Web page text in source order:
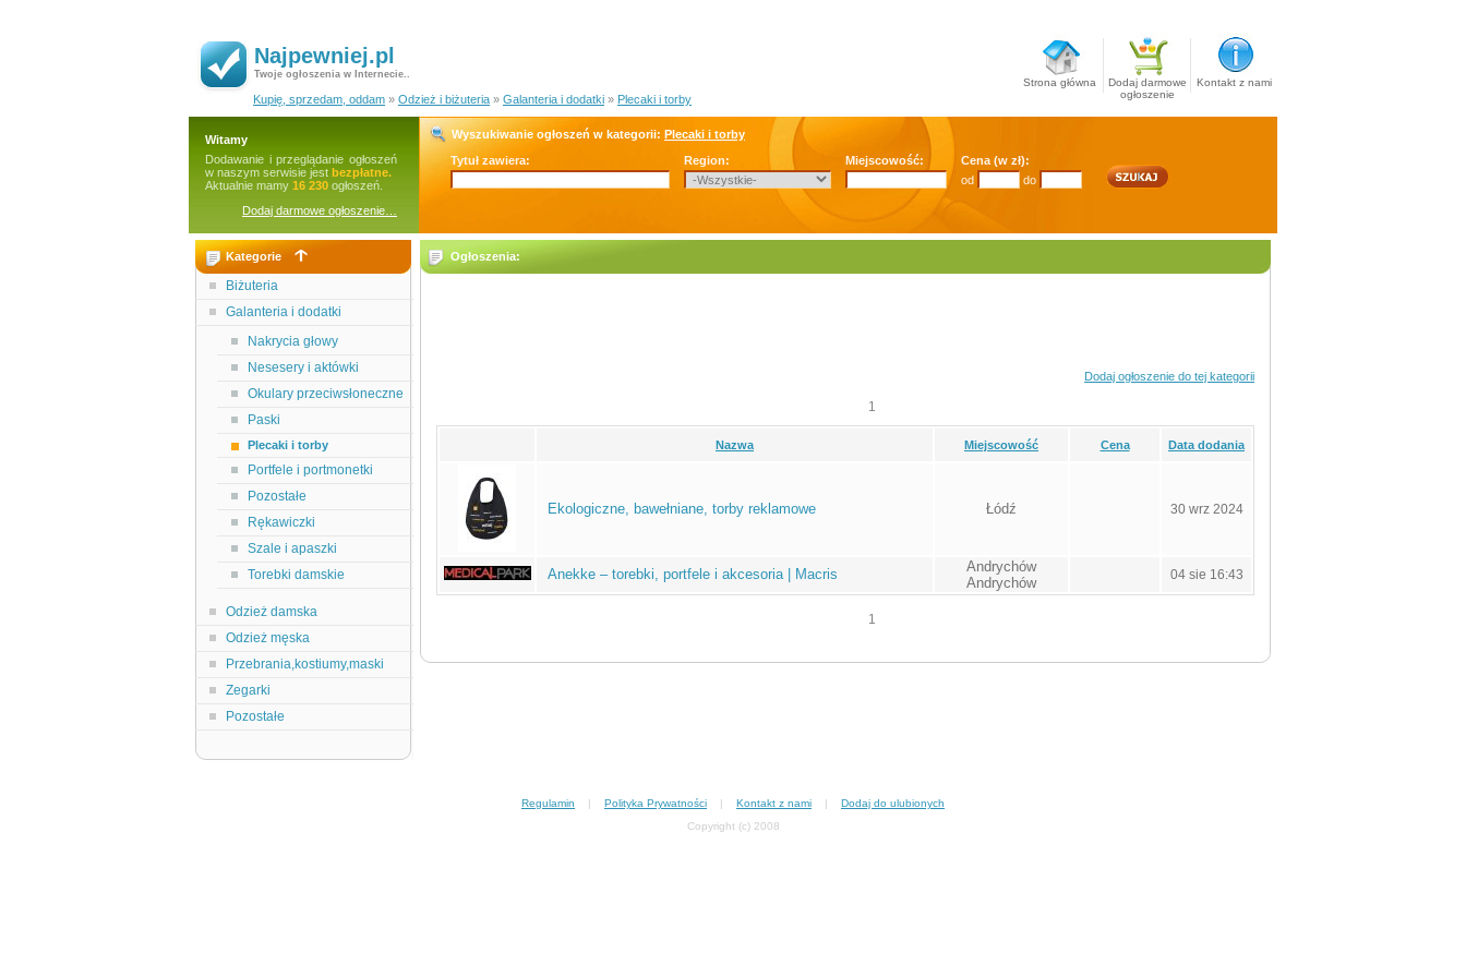
Najpewniej.pl
Twoje ogłoszenia w Internecie..
Strona główna
Dodaj darmowe
ogłoszenie
Kontakt z nami
Kupię, sprzedam, oddam » Odzież i biżuteria » Galanteria i dodatki » Plecaki i torby
Witamy
Dodawanie i przeglądanie ogłoszeń
w naszym serwisie jest bezpłatne.
Aktualnie mamy 16 230 ogłoszeń.
Dodaj darmowe ogłoszenie…
Wyszukiwanie ogłoszeń w kategorii: Plecaki i torby
Tytuł zawiera:
Region: Miejscowość:
Cena (w zł):
od
do
Kategorie
Biżuteria
Galanteria i dodatki
Nakrycia głowy
Nesesery i aktówki
Okulary przeciwsłoneczne
Paski
Plecaki i torby
Portfele i portmonetki
Pozostałe
Rękawiczki
Szale i apaszki
Torebki damskie
Odzież damska
Odzież męska
Przebrania,kostiumy,maski
Zegarki
Pozostałe
Ogłoszenia:
Dodaj ogłoszenie do tej kategorii
1
Nazwa Miejscowość Cena Data dodania
Ekologiczne, bawełniane, torby reklamowe Łódź 30 wrz 2024
Anekke – torebki, portfele i akcesoria | Macris
Andrychów
Andrychów
04 sie 16:43
1
Regulamin | Polityka Prywatności | Kontakt z nami | Dodaj do ulubionych
Copyright (c) 2008